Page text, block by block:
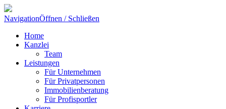
NavigationÖffnen / Schließen
Home
Kanzlei
Team
Leistungen
Für Unternehmen
Für Privatpersonen
Immobilienberatung
Für Profisportler